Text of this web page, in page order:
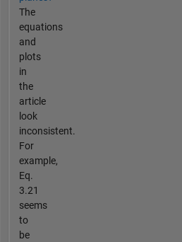
The
equations
and
plots
in
the
article
look
inconsistent.
For
example,
Eq.
3.21
seems
to
be